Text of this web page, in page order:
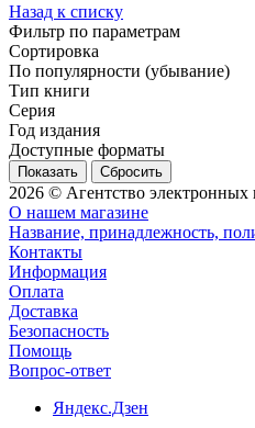
Назад к списку
Фильтр по параметрам
Сортировка
По популярности (убывание)
Тип книги
Серия
Год издания
Доступные форматы
Сбросить
2026 © Агентство
О нашем магазине
Название, принадлежность,
Контакты
Информация
Оплата
Доставка
Безопасность
Помощь
Вопрос-ответ
Яндекс.Дзен